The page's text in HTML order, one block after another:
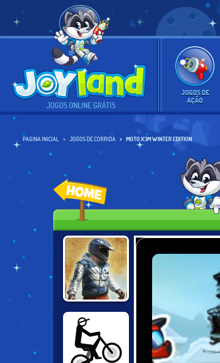
JOGOS ONLINE GRÁTIS
JOGOS DE
AÇÃO
PAGINA INICIAL JOGOS DE CORRIDA MOTO X3M WINTER EDITION
JAPAN